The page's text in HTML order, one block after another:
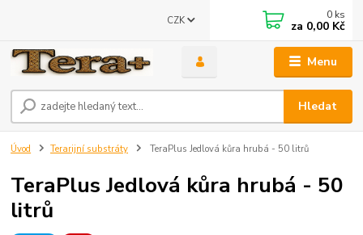
Menu
CZK
Hledat
0 ks
za 0,00 Kč
Úvod Terarijní substráty TeraPlus Jedlová kůra hrubá - 50 litrů
TeraPlus Jedlová kůra hrubá - 50
litrů